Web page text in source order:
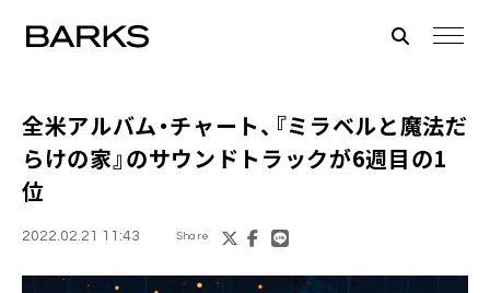
全米アルバム・チャート、『ミラベルと魔法だ
らけの家』のサウンドトラックが6週目の1
位
2022.02.21 11:43 Share